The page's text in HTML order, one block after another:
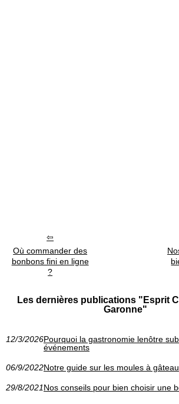
Où commander des
bonbons fini en ligne
?
Les dernières publications "Esprit
Garonne"
12/3/2026Pourquoi la gastronomie lenôtre
événements
06/9/2022Notre guide sur les moules à gâteau
29/8/2021Nos conseils pour bien choisir une